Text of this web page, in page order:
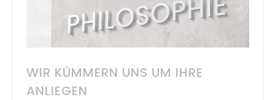
WIR KÜMMERN UNS UM IHRE
ANLIEGEN